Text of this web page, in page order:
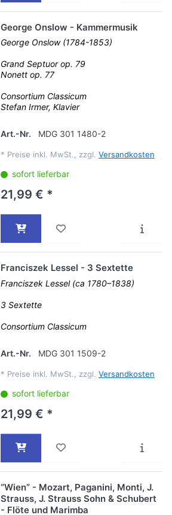
George Onslow - Kammermusik
George Onslow (1784-1853)
Grand Septuor op. 79
Nonett op. 77
Consortium Classicum
Stefan Irmer, Klavier
Art.-Nr. MDG 301 1480-2
* Preise inkl. MwSt., zzgl. Versandkosten
sofort lieferbar
21,99 € *
Franciszek Lessel - 3 Sextette
Franciszek Lessel (ca 1780–1838)
3 Sextette
Consortium Classicum
Art.-Nr. MDG 301 1509-2
* Preise inkl. MwSt., zzgl. Versandkosten
sofort lieferbar
21,99 € *
“Wien” - Mozart, Paganini, Monti, J.
Strauss, J. Strauss Sohn & Schubert
- Flöte und Marimba